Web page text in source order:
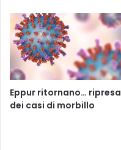
Eppur ritornano… ripresa
dei casi di morbillo